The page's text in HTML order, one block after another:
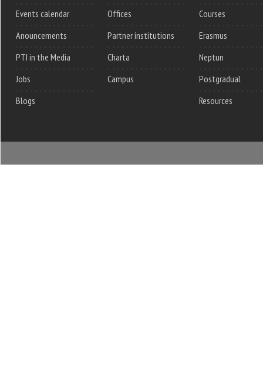
Events calendar
Anouncements
PTI in the Media
Jobs
Blogs
Offices
Partner institutions
Charta
Campus
Courses
Erasmus
Neptun
Postgradual
Resources